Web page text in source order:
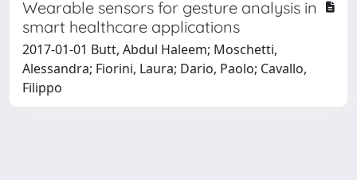
Wearable sensors for gesture analysis in
smart healthcare applications
2017-01-01 Butt, Abdul Haleem; Moschetti,
Alessandra; Fiorini, Laura; Dario, Paolo; Cavallo,
Filippo